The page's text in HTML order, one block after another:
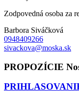
Zodpovedná osoba za
Barbora Siváčková
0948409266
sivackova@moska.sk
PROPOZÍCIE